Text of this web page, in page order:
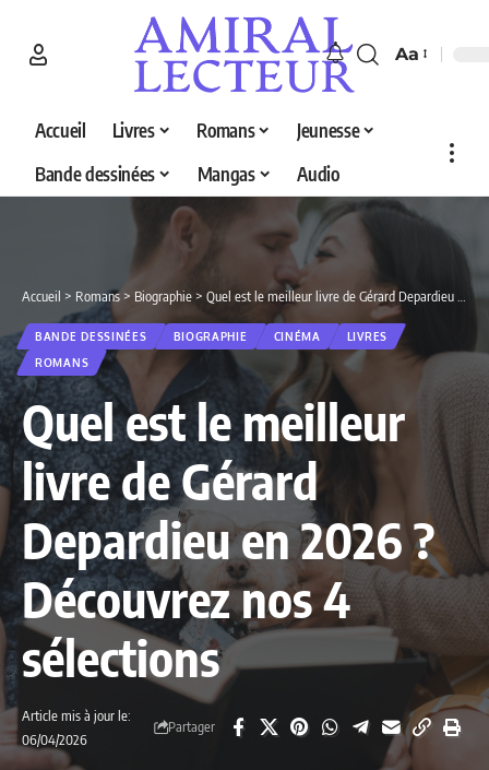
Aa
Accueil Livres Romans
Jeunesse
Bande dessinées
Mangas Audio
Accueil > Romans > Biographie> Quel est le meilleur livre de Gérard Depardieu en 2026 ? Découvrez nos 4 sélections
BANDE DESSINÉES BIOGRAPHIE CINÉMA
LIVRES
ROMANS
Quel est le meilleur
livre de Gérard
Depardieu en 2026 ?
Découvrez nos 4
sélections
Article mis à jour le:
06/04/2026
Partager